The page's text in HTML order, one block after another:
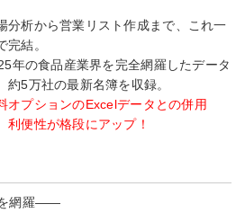
分析から営業リスト作成まで、これ一
完結。
年の食品産業界を完全網羅したデータ
約5万社の最新名簿を収録。
オプションのExcelデータとの併用
利便性が格段にアップ！
を網羅――